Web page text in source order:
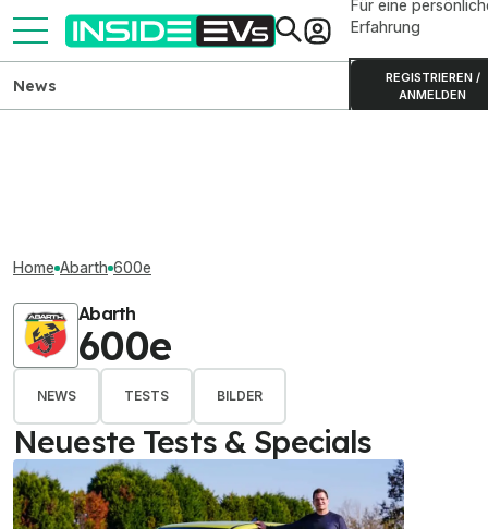
Für eine
Erfahrung
REGISTRIEREN /
ANMELDEN
News
Home Abarth 600e
Abarth
600e
NEWS TESTS BILDER
Neueste Tests & Specials